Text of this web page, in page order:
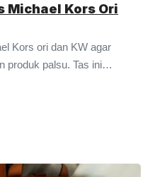
Michael Kors Ori
Kors ori dan KW agar
produk palsu. Tas ini
banyak orang yang
dan desainnya